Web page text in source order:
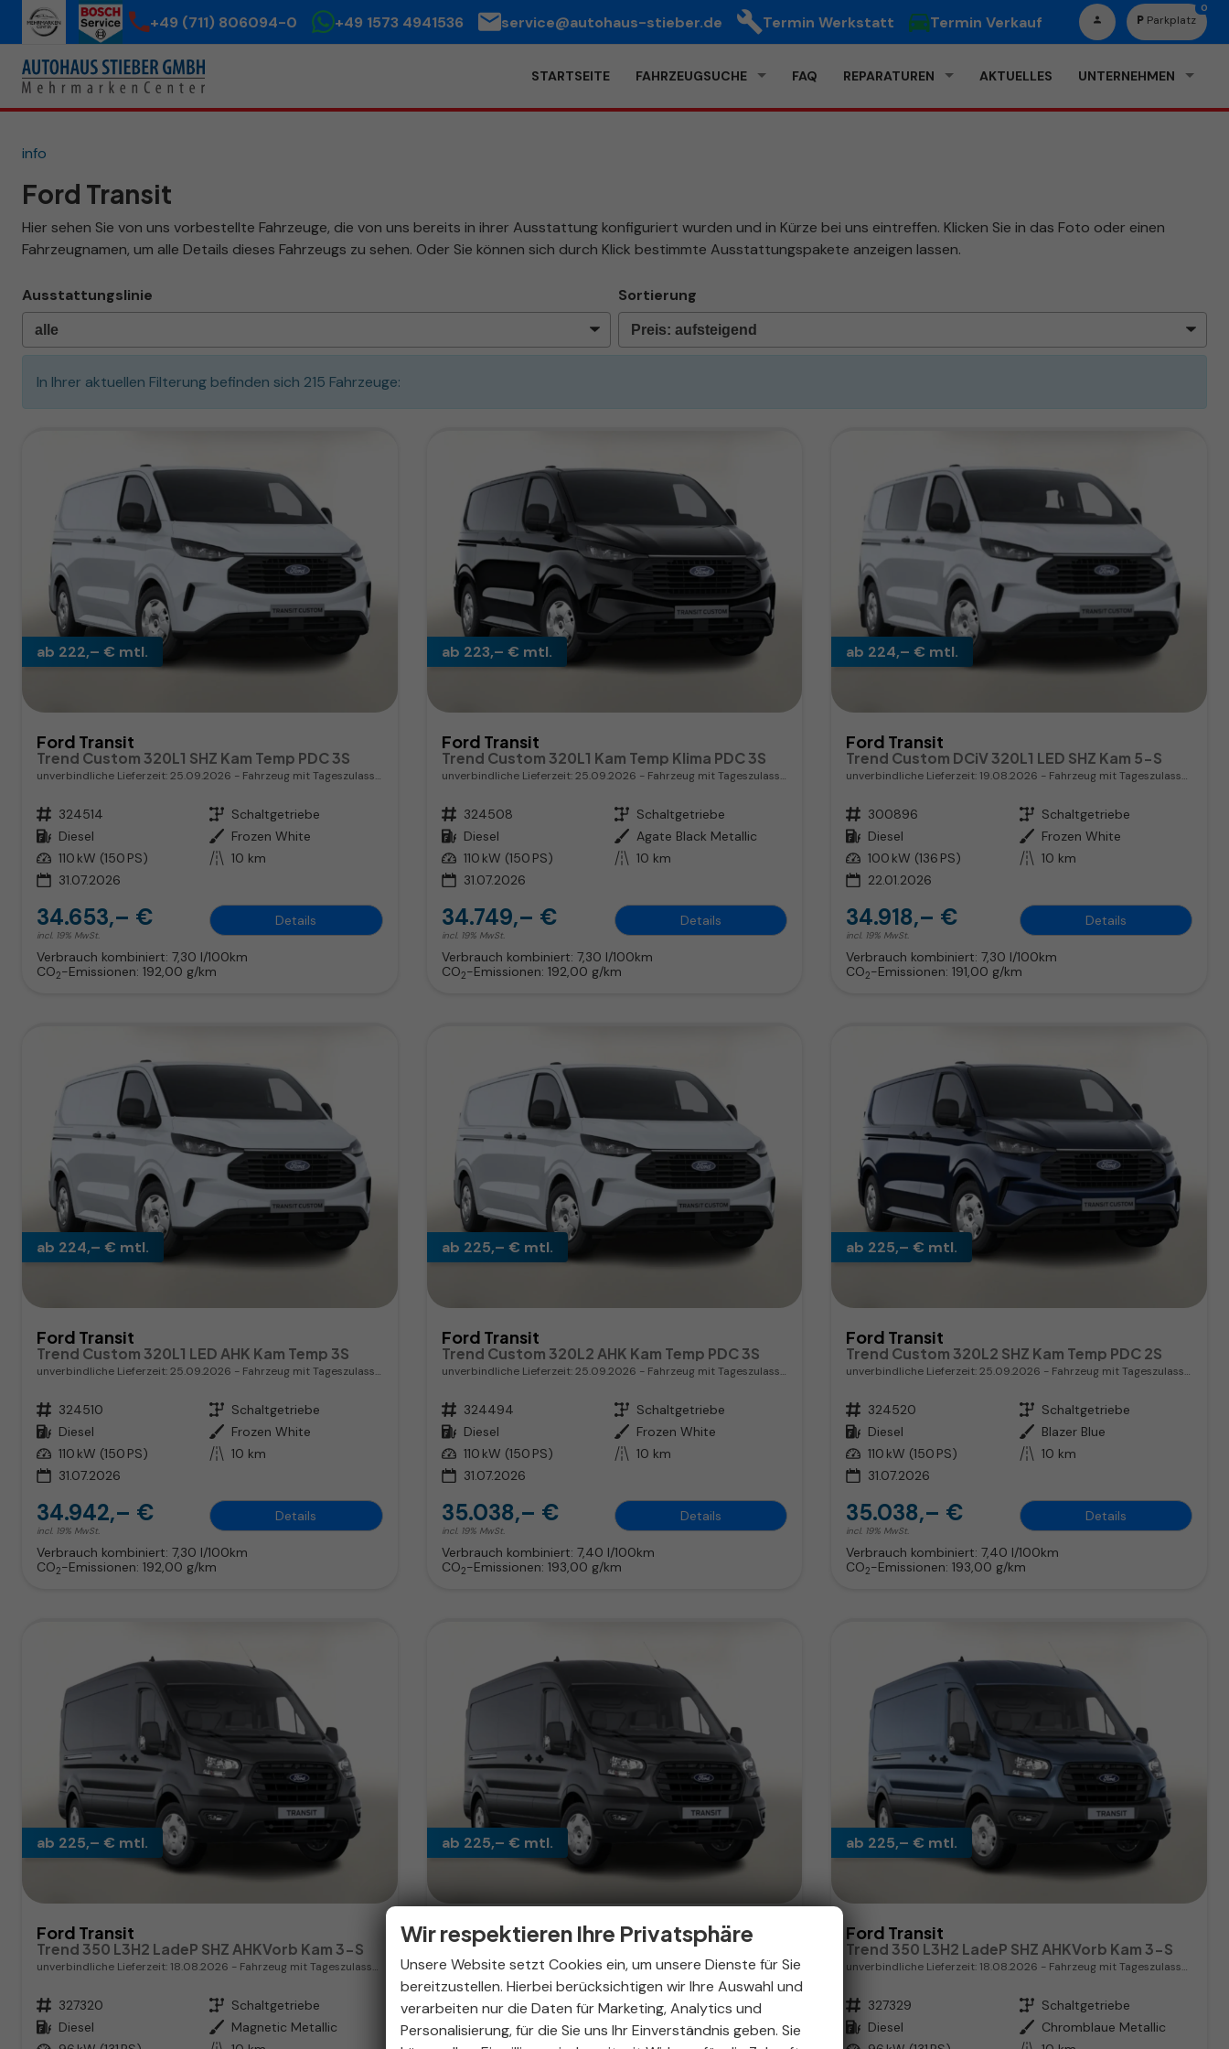
+49 (711) 806094-0 +49 1573 4941536 service@autohaus-stieber.de Termin Werkstatt Termin Verkauf Parkplatz
0
STARTSEITE FAHRZEUGSUCHE FAQ REPARATUREN AKTUELLES UNTERNEHMEN
info
Ford Transit
Hier sehen Sie von uns vorbestellte Fahrzeuge, die von uns bereits in ihrer Ausstattung konfiguriert wurden und in Kürze bei uns eintreffen. Klicken Sie in das Foto oder einen
Fahrzeugnamen, um alle Details dieses Fahrzeugs zu sehen. Oder Sie können sich durch Klick bestimmte Ausstattungspakete anzeigen lassen.
Ausstattungslinie Sortierung
In Ihrer aktuellen Filterung befinden sich 215 Fahrzeuge:
ab 222,– € mtl.
Ford Transit
Trend Custom 320L1 SHZ Kam Temp PDC 3S
unverbindliche Lieferzeit:25.09.2026 Fahrzeug mit Tageszulassung
Fahrzeugnr. 324514 Getriebe Schaltgetriebe
Kraftstoff Diesel Außenfarbe Frozen White
Leistung 110 kW (150 PS) Kilometerstand 10 km
31.07.2026
34.653,– €
incl. 19% MwSt.
Details
Verbrauch kombiniert: 7,30 l/100km
CO2-Emissionen: 192,00 g/km
ab 223,– € mtl.
Ford Transit
Trend Custom 320L1 Kam Temp Klima PDC 3S
unverbindliche Lieferzeit:25.09.2026 Fahrzeug mit Tageszulassung
Fahrzeugnr. 324508 Getriebe Schaltgetriebe
Kraftstoff Diesel Außenfarbe Agate Black Metallic
Leistung 110 kW (150 PS) Kilometerstand 10 km
31.07.2026
34.749,– €
incl. 19% MwSt.
Details
Verbrauch kombiniert: 7,30 l/100km
CO2-Emissionen: 192,00 g/km
ab 224,– € mtl.
Ford Transit
Trend Custom DCiV 320L1 LED SHZ Kam 5-S
unverbindliche Lieferzeit: 19.08.2026 Fahrzeug mit Tageszulassung
Fahrzeugnr. 300896 Getriebe Schaltgetriebe
Kraftstoff Diesel Außenfarbe Frozen White
Leistung 100 kW (136 PS) Kilometerstand 10 km
22.01.2026
34.918,– €
incl. 19% MwSt.
Details
Verbrauch kombiniert:7,30 l/100km
CO2-Emissionen:191,00 g/km
ab 224,– € mtl.
Ford Transit
Trend Custom 320L1 LED AHK Kam Temp 3S
unverbindliche Lieferzeit:25.09.2026 Fahrzeug mit Tageszulassung
Fahrzeugnr. 324510 Getriebe Schaltgetriebe
Kraftstoff Diesel Außenfarbe Frozen White
Leistung 110 kW (150 PS) Kilometerstand 10 km
31.07.2026
34.942,– €
incl. 19% MwSt.
Details
Verbrauch kombiniert: 7,30 l/100km
CO2-Emissionen: 192,00 g/km
ab 225,– € mtl.
Ford Transit
Trend Custom 320L2 AHK Kam Temp PDC 3S
unverbindliche Lieferzeit:25.09.2026 Fahrzeug mit Tageszulassung
Fahrzeugnr. 324494 Getriebe Schaltgetriebe
Kraftstoff Diesel Außenfarbe Frozen White
Leistung 110 kW (150 PS) Kilometerstand 10 km
31.07.2026
35.038,– €
incl. 19% MwSt.
Details
Verbrauch kombiniert: 7,40 l/100km
CO2-Emissionen: 193,00 g/km
ab 225,– € mtl.
Ford Transit
Trend Custom 320L2 SHZ Kam Temp PDC 2S
unverbindliche Lieferzeit:25.09.2026 Fahrzeug mit Tageszulassung
Fahrzeugnr. 324520 Getriebe Schaltgetriebe
Kraftstoff Diesel Außenfarbe Blazer Blue
Leistung 110 kW (150 PS) Kilometerstand 10 km
31.07.2026
35.038,– €
incl. 19% MwSt.
Details
Verbrauch kombiniert:7,40 l/100km
CO2-Emissionen:193,00 g/km
ab 225,– € mtl.
Ford Transit
Trend 350 L3H2 LadeP SHZ AHKVorb Kam 3-S
unverbindliche Lieferzeit: 18.08.2026 Fahrzeug mit Tageszulassung
Fahrzeugnr. 327320 Getriebe Schaltgetriebe
Kraftstoff Diesel Außenfarbe Magnetic Metallic
ab 225,– € mtl.
Ford Transit
Trend 350 L3H2 LadeP SHZ AHKVorb Kam 3-S
unverbindliche Lieferzeit:18.08.2026 Fahrzeug mit Tageszulassung
Fahrzeugnr. 327321 Getriebe Schaltgetriebe
Kraftstoff Diesel Außenfarbe Magnetic Metallic
ab 225,– € mtl.
Ford Transit
Trend 350 L3H2 LadeP SHZ AHKVorb Kam 3-S
unverbindliche Lieferzeit: 18.08.2026 Fahrzeug mit Tageszulassung
Fahrzeugnr. 327329 Getriebe Schaltgetriebe
Kraftstoff Diesel Außenfarbe Chromblaue Metallic
Wir respektieren Ihre Privatsphäre
Unsere Website setzt Cookies ein, um unsere Dienste für Sie
bereitzustellen. Hierbei berücksichtigen wir Ihre Auswahl und
verarbeiten nur die Daten für Marketing, Analytics und
Personalisierung, für die Sie uns Ihr Einverständnis geben. Sie